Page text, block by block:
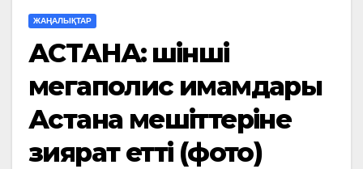
ЖАҢАЛЫҚТАР
АСТАНА: Үшінші
мегаполис имамдары
Астана мешіттеріне
зиярат етті (фото)